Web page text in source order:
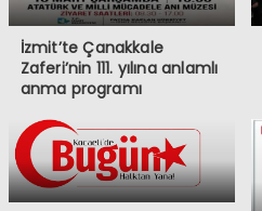
İzmit’te Çanakkale
Zaferi’nin 111. yılına anlamlı
anma programı